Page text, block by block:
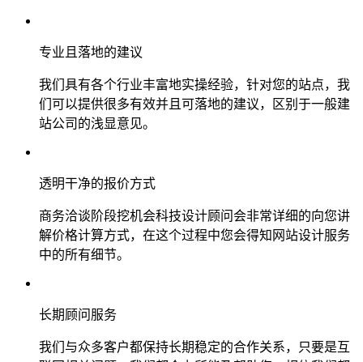
专业且落地的建议
我们具有各个行业丰富地实操经验，针对您的站点，我
们可以提供很多有效并且可落地的建议，区别于一般建
站公司的浅显意见。
透明干净的报价方式
商务洽谈阶段挖机会科技设计顾问会非常详细的向您讲
解价格计算方式，在这个过程中您会得知网站设计服务
中的所有细节。
长期顾问服务
我们与众多客户都保持长期稳定的合作关系，只要是互